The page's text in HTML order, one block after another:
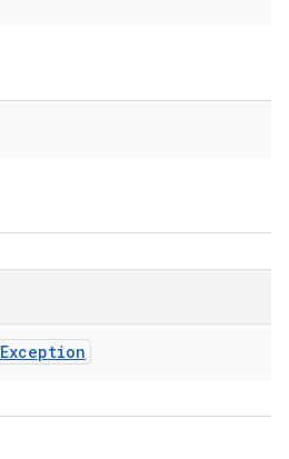
Exception